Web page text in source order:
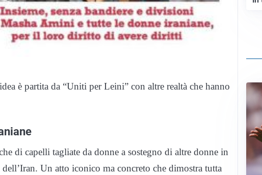
è partita da “Uniti per Leini” con altre realtà che hanno
di capelli tagliate da donne a sostegno di altre donne in
Un atto iconico ma concreto che dimostra tutta